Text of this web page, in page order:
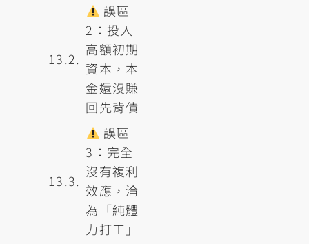
誤區
2：投入
高額初期
資本，本
金還沒賺
回先背債
誤區
3：完全
沒有複利
效應，淪
為「純體
力打工」